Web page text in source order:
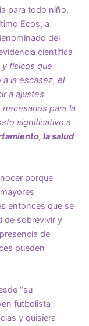
para todo niño,
Ecos, a
del
científica
físicos que
la escasez, el
a ajustes
para la
significativo a
la salud
porque
entonces que se
de sobrevivir y
de
pueden
“su
futbolista
y quisiera